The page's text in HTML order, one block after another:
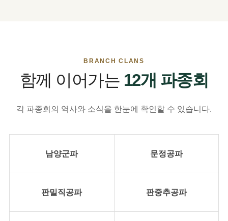
BRANCH CLANS
함께 이어가는 12개 파종회
각 파종회의 역사와 소식을 한눈에 확인할 수 있습니다.
남양군파 문정공파
판밀직공파 판중추공파